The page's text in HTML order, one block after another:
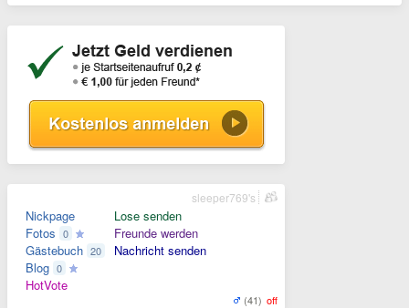
Nickpage
Fotos 0
Gästebuch 20
Blog 0
HotVote
Lose senden
Freunde werden
Nachricht senden
(41) off
sleeper769's